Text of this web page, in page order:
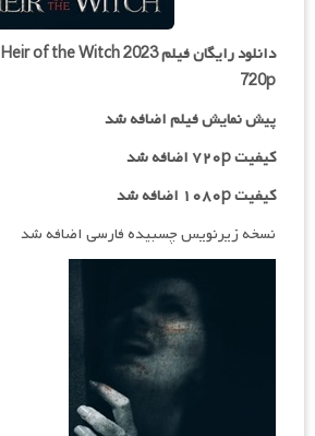
دانلود رایگان فیلمHeir of the Witch 2023
720p
پیش نمایش فیلم اضافه شد
کیفیت ۷۲۰p اضافه شد
کیفیت ۱۰۸۰p اضافه شد
نسخه زیرنویس چسبیده فارسی اضافه شد